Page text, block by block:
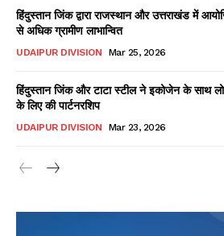
हिंदुस्तान जिंक द्वारा राजस्थान और उत्तराखंड में
से अधिक ग्रामीण लाभान्वित
UDAIPUR DIVISION Mar 25, 2026
हिंदुस्तान जिंक और टाटा स्टील ने इकोजेन के साथ
के लिए की पार्टनरशिप
UDAIPUR DIVISION Mar 23, 2026